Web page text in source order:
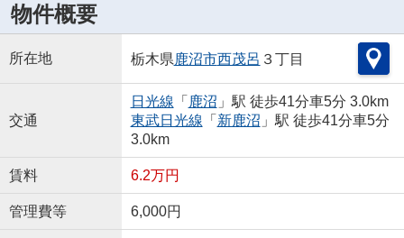
物件概要
所在地 栃木県鹿沼市西茂呂 ３丁目
交通
日光線 「 鹿沼 」駅 徒歩41分車5分 3.0km
東武日光線 「 新鹿沼 」駅 徒歩41分車5分
3.0km
賃料 6.2万円
管理費等 6,000円